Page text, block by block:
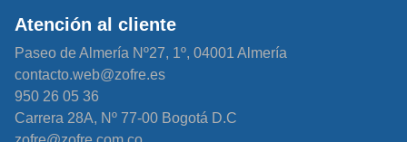
Atención al cliente
Paseo de Almería Nº27, 1º, 04001 Almería
contacto.web@zofre.es
950 26 05 36
Carrera 28A, Nº 77-00 Bogotá D.C